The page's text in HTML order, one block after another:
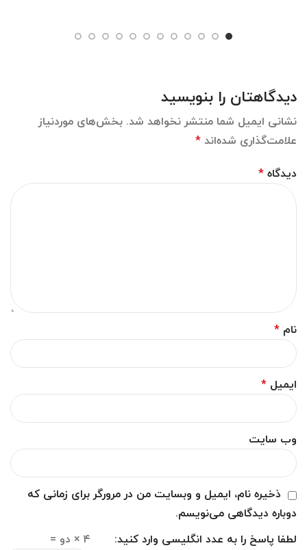
دیدگاهتان را بنویسید
نشانی ایمیل شما منتشر نخواهد شد. بخش‌های موردنیاز
علامت‌گذاری شده‌اند *
دیدگاه*
نام *
ایمیل *
وب‌ سایت
ذخیره نام، ایمیل و وبسایت من در مرورگر برای زمانی که
دوباره دیدگاهی می‌نویسم.
لطفا پاسخ را به عدد انگلیسی وارد کنید:
۴ × دو =